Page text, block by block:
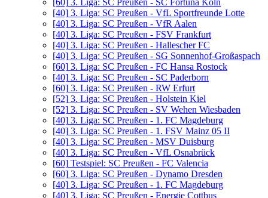
[60] 3. Liga: SC Preußen - SC Fortuna Köln
[40] 3. Liga: SC Preußen - VfL Sportfreunde Lotte
[40] 3. Liga: SC Preußen - VfR Aalen
[40] 3. Liga: SC Preußen - FSV Frankfurt
[40] 3. Liga: SC Preußen - Hallescher FC
[40] 3. Liga: SC Preußen - SG Sonnenhof-Großaspach
[60] 3. Liga: SC Preußen - FC Hansa Rostock
[40] 3. Liga: SC Preußen - SC Paderborn
[60] 3. Liga: SC Preußen - RW Erfurt
[52] 3. Liga: SC Preußen - Holstein Kiel
[52] 3. Liga: SC Preußen - SV Wehen Wiesbaden
[40] 3. Liga: SC Preußen - 1. FC Magdeburg
[40] 3. Liga: SC Preußen - 1. FSV Mainz 05 II
[40] 3. Liga: SC Preußen - MSV Duisburg
[40] 3. Liga: SC Preußen - VfL Osnabrück
[60] Testspiel: SC Preußen - FC Valencia
[60] 3. Liga: SC Preußen - Dynamo Dresden
[40] 3. Liga: SC Preußen - 1. FC Magdeburg
[40] 3. Liga: SC Preußen - Energie Cottbus